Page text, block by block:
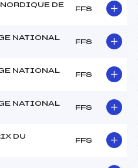
DE
FFS
NATIONAL
FFS
NATIONAL
FFS
NATIONAL
FFS
DU
FFS